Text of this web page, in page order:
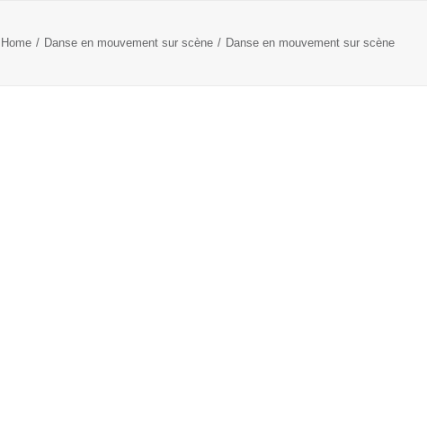
Home Danse en mouvement sur scène Danse en mouvement sur scène